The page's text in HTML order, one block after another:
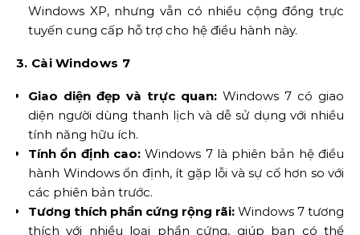
Windows XP, nhưng vẫn có nhiều cộng đồng trực
tuyến cung cấp hỗ trợ cho hệ điều hành này.
3. Cài Windows 7
Giao diện đẹp và trực quan: Windows 7 có giao
diện người dùng thanh lịch và dễ sử dụng với nhiều
tính năng hữu ích.
Tính ổn định cao:Windows 7 là phiên bản hệ điều
hành Windows ổn định, ít gặp lỗi và sự cố hơn so với
các phiên bản trước.
Tương thích phần cứng rộng rãi: Windows 7 tương
thích với nhiều loại phần cứng, giúp bạn có thể